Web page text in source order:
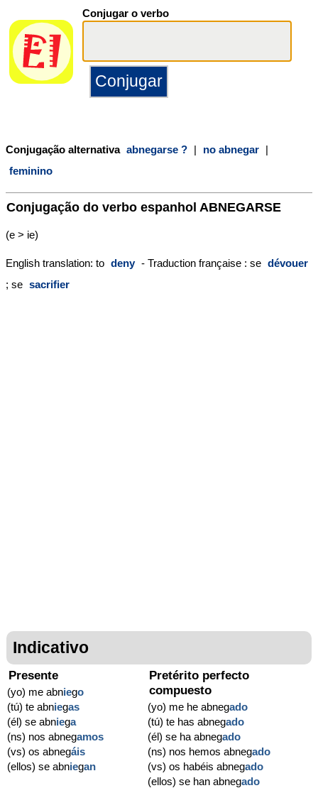
Conjugar o verbo
Conjugação alternativa abnegarse ? | no abnegar |
feminino
Conjugação do verbo espanhol ABNEGARSE
(e > ie)
English translation: to deny - Traduction française : se dévouer
; se sacrifier
Indicativo
Presente
(yo) me abniego
(tú) te abniegas
(él) se abniega
(ns) nos abnegamos
(vs) os abnegáis
(ellos) se abniegan
Pretérito perfecto
compuesto
(yo) me he abnegado
(tú) te has abnegado
(él) se ha abnegado
(ns) nos hemos abnegado
(vs) os habéis abnegado
(ellos) se han abnegado